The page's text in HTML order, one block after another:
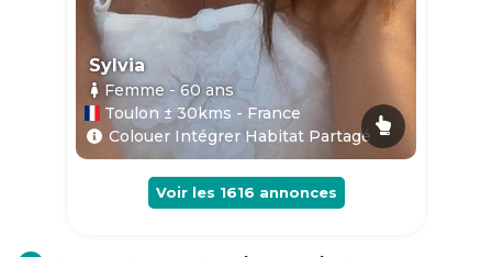
Sylvia
Femme - 60ans
Toulon ± 30kms - France
Colouer Intégrer Habitat Partagé
Voir les 1616 annonces